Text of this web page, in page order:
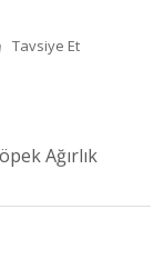
Tavsiye Et
Ağırlık